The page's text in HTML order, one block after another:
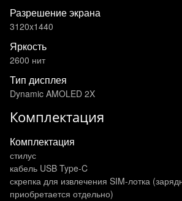
Разрешение экрана
3120x1440
Яркость
2600 нит
Тип дисплея
Dynamic AMOLED 2X
Комплектация
Комплектация
стилус
кабель USB Type-C
скрепка для извлечения SIM-лотка
приобретается отдельно)